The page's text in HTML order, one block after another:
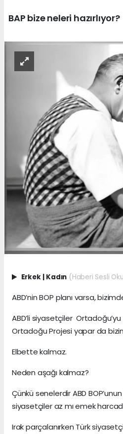
BAP bize neleri hazırlıyor?
Erkek | Kadın (Haberi Sesli
ABD’nin BOP planı varsa,
ABD’li siyasetçiler
Ortadoğu Projesi yapar da
Elbette kalmaz.
Neden aşağı kalmaz?
Çünkü senelerdir ABD
siyasetçiler az mı emek
Irak parçalanırken Türk